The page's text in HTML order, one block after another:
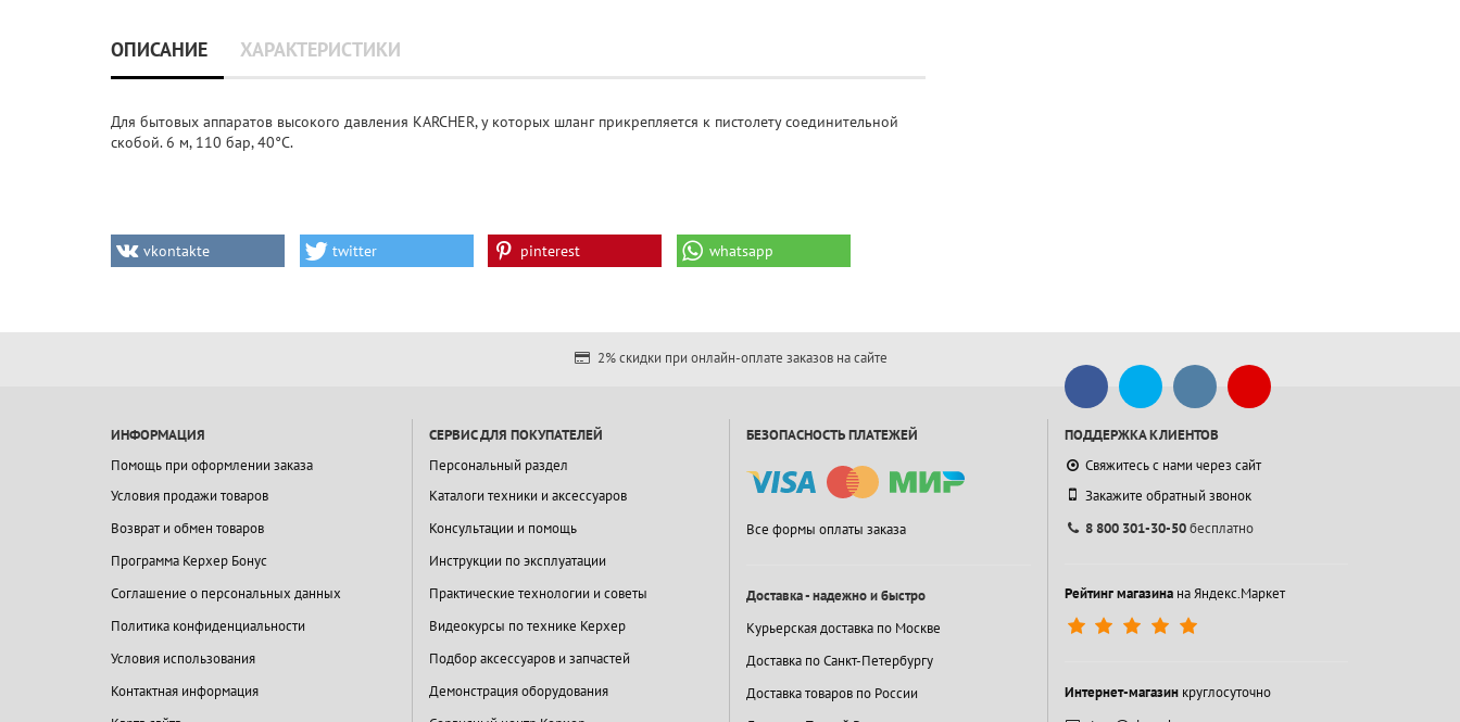
ОПИСАНИЕ ХАРАКТЕРИСТИКИ
Для бытовых аппаратов высокого давления KARCHER, у которых шланг прикрепляется к пистолету соединительной
скобой. 6 м, 110 бар, 40°C.
vkontakte twitter pinterest whatsapp
2% скидки при онлайн-оплате заказов на сайте
ИНФОРМАЦИЯ
Помощь при оформлении заказа
Условия продажи товаров
Возврат и обмен товаров
Программа Керхер Бонус
Соглашение о персональных данных
Политика конфиденциальности
Условия использования
Контактная информация
СЕРВИС ДЛЯ ПОКУПАТЕЛЕЙ
Персональный раздел
Каталоги техники и аксессуаров
Консультации и помощь
Инструкции по эксплуатации
Практические технологии и советы
Видеокурсы по технике Керхер
Подбор аксессуаров и запчастей
Демонстрация оборудования
БЕЗОПАСНОСТЬ ПЛАТЕЖЕЙ
Все формы оплаты заказа
Доставка - надежно и быстро
Курьерская доставка по Москве
Доставка по Санкт-Петербургу
Доставка товаров по России
ПОДДЕРЖКА КЛИЕНТОВ
Свяжитесь с нами через сайт
Закажите обратный звонок
8 800 301-30-50бесплатно
Рейтинг магазинана Яндекс.Маркет
Интернет-магазинкруглосуточно